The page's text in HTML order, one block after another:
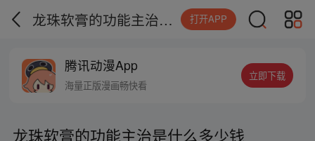
龙珠软膏的功能主治是什么多少钱 打开APP
腾讯动漫App
海量正版漫画畅快看
立即下载
龙珠软膏的功能主治是什么多少钱